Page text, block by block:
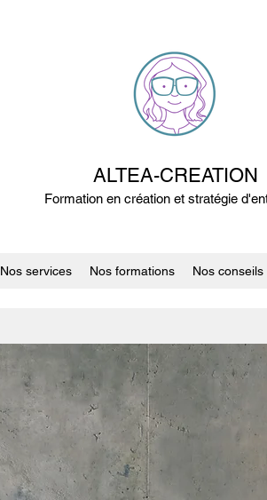
ALTEA-CREATION
Formation en création et stratégie
Nos services Nos formations Nos conseils